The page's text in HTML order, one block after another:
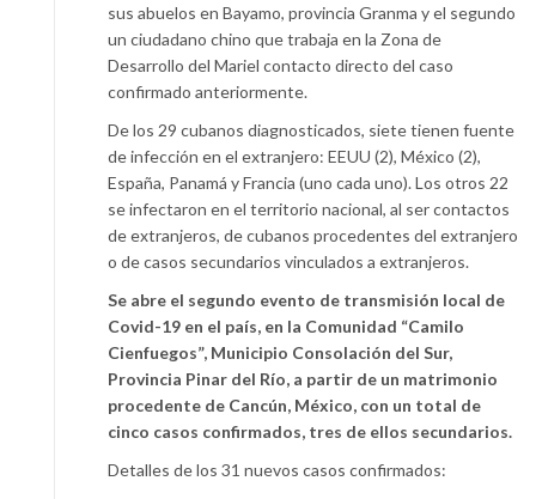
sus abuelos en Bayamo, provincia Granma y el segundo
un ciudadano chino que trabaja en la Zona de
Desarrollo del Mariel contacto directo del caso
confirmado anteriormente.
De los 29 cubanos diagnosticados, siete tienen fuente
de infección en el extranjero: EEUU (2), México (2),
España, Panamá y Francia (uno cada uno). Los otros 22
se infectaron en el territorio nacional, al ser contactos
de extranjeros, de cubanos procedentes del extranjero
o de casos secundarios vinculados a extranjeros.
Se abre el segundo evento de transmisión local de
Covid-19 en el país, en la Comunidad “Camilo
Cienfuegos”, Municipio Consolación del Sur,
Provincia Pinar del Río, a partir de un matrimonio
procedente de Cancún, México, con un total de
cinco casos confirmados, tres de ellos secundarios.
Detalles de los 31 nuevos casos confirmados: